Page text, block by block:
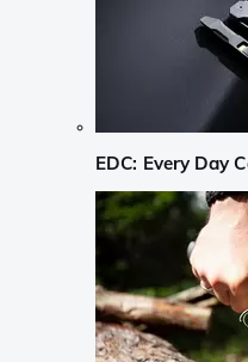
EDC: Every Day